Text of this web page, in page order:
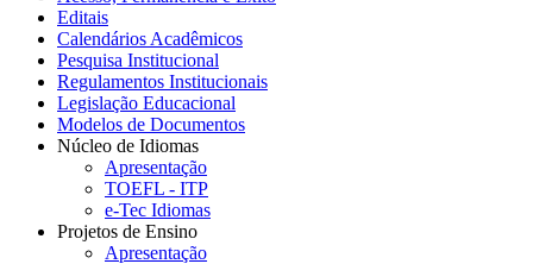
Editais
Calendários Acadêmicos
Pesquisa Institucional
Regulamentos Institucionais
Legislação Educacional
Modelos de Documentos
Núcleo de Idiomas
Apresentação
TOEFL - ITP
e-Tec Idiomas
Projetos de Ensino
Apresentação